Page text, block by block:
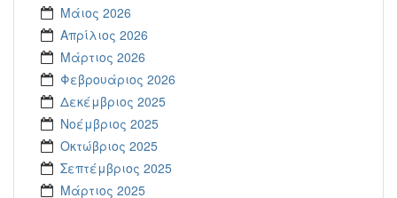
Μάιος 2026
Απρίλιος 2026
Μάρτιος 2026
Φεβρουάριος 2026
Δεκέμβριος 2025
Νοέμβριος 2025
Οκτώβριος 2025
Σεπτέμβριος 2025
Μάρτιος 2025